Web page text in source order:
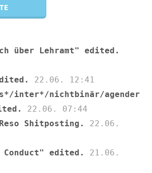
über Lehramt" edited.
22.06. 12:41
inter*/nichtbinär/agender
22.06. 07:44
Shitposting.
22.06.
Conduct" edited.
21.06.